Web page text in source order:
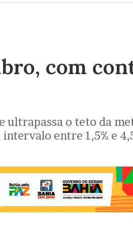
com
ultrapassa o teto da
entre 1,5% e